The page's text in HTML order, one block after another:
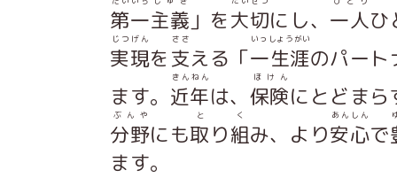
第一主義」を大切にし、 一人ひ
実現
じつげん
を支
ささ
える「一生涯
いっしょうがい
のパー
ます。 近年
きんねん
は、 保険
ほけん
にとどまら
分野
ぶんや
にも取
と
り組
く
み、より安心
あんしん
で
ます。